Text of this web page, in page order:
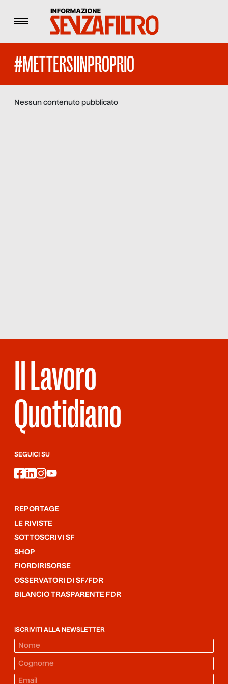
Menu
#METTERSIINPROPRIO
Nessun contenuto pubblicato
Il Lavoro
Quotidiano
SEGUICI SU
facebook
linkedin
instagram
youtube
REPORTAGE
LE RIVISTE
SOTTOSCRIVI SF
SHOP
FIORDIRISORSE
OSSERVATORI DI SF/FDR
BILANCIO TRASPARENTE FDR
ISCRIVITI ALLA NEWSLETTER